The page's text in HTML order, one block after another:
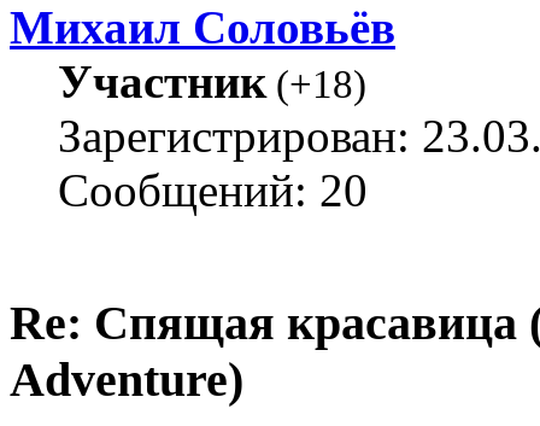
Михаил Соловьёв
Участник(+18)
Зарегистрирован:
Сообщений: 20
Re: Спящая красавица
Adventure)